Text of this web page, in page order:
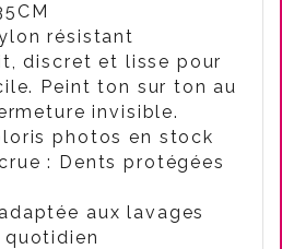
résistant
discret et lisse pour
Peint ton sur ton au
invisible.
photos en stock
: Dents protégées
aux lavages